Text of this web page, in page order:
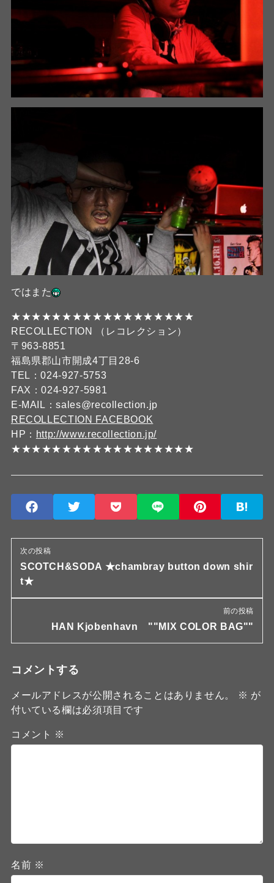
ではまた
★★★★★★★★★★★★★★★★★★
RECOLLECTION （レコレクション）
〒963-8851
福島県郡山市開成4丁目28-6
TEL：024-927-5753
FAX：024-927-5981
E-MAIL：sales@recollection.jp
RECOLLECTION FACEBOOK
HP： http://www.recollection.jp/
★★★★★★★★★★★★★★★★★★
次の投稿
SCOTCH&SODA ★chambray button down shir
t★
前の投稿
HAN Kjobenhavn ""MIX COLOR BAG""
コメントする
メールアドレスが公開されることはありません。 ※ が
付いている欄は必須項目です
コメント ※
名前 ※